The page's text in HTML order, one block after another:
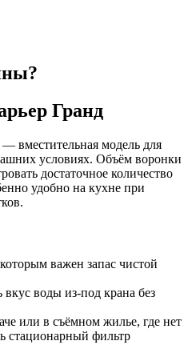
?
Гранд
вместительная модель для
условиях. Объём воронки
достаточное количество
удобно на кухне при
важен запас чистой
воды из-под крана без
или в съёмном жилье, где нет
стационарный фильтр